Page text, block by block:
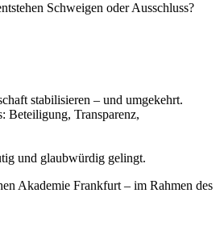
Schweigen oder Ausschluss?
stabilisieren – und umgekehrt.
Beteiligung, Transparenz,
und glaubwürdig gelingt.
Akademie Frankfurt – im Rahmen des